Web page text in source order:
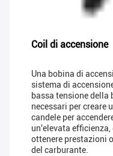
Coil di accensione
Una bobina di
sistema di
bassa tensione
necessari per creare
candele per
un'elevata
ottenere prestazioni
del carburante.